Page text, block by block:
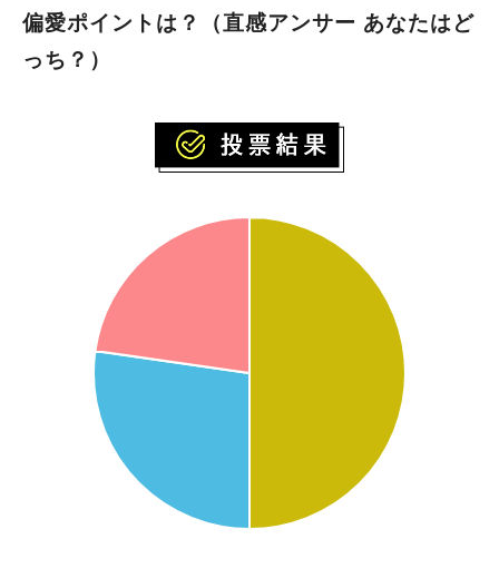
偏愛ポイントは？（直感アンサー あなたはど
っち？）